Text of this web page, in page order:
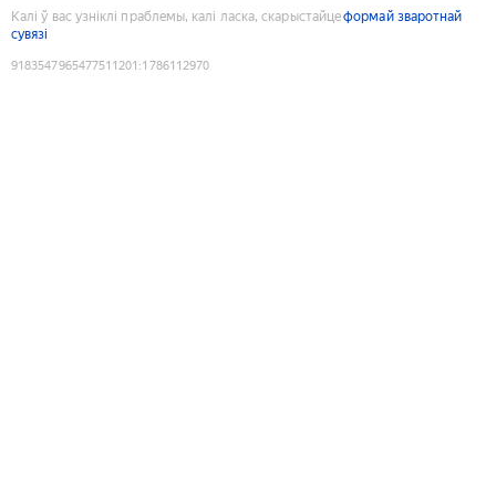
Калі ў вас узніклі праблемы, калі ласка, скарыстайцеформай зваротнай
сувязі
9183547965477511201 :1786112970